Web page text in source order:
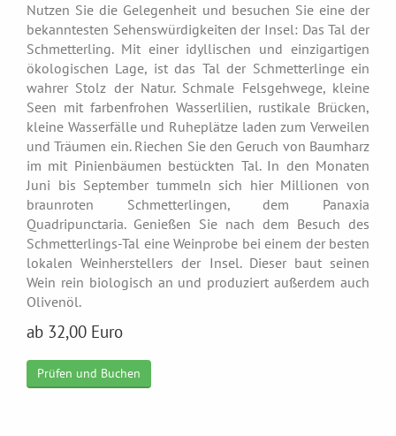
Nutzen Sie die Gelegenheit und besuchen Sie eine der
bekanntesten Sehenswürdigkeiten der Insel: Das Tal der
Schmetterling. Mit einer idyllischen und einzigartigen
ökologischen Lage, ist das Tal der Schmetterlinge ein
wahrer Stolz der Natur. Schmale Felsgehwege, kleine
Seen mit farbenfrohen Wasserlilien, rustikale Brücken,
kleine Wasserfälle und Ruheplätze laden zum Verweilen
und Träumen ein. Riechen Sie den Geruch von Baumharz
im mit Pinienbäumen bestückten Tal. In den Monaten
Juni bis September tummeln sich hier Millionen von
braunroten Schmetterlingen, dem Panaxia
Quadripunctaria. Genießen Sie nach dem Besuch des
Schmetterlings-Tal eine Weinprobe bei einem der besten
lokalen Weinherstellers der Insel. Dieser baut seinen
Wein rein biologisch an und produziert außerdem auch
Olivenöl.
ab 32,00 Euro
Prüfen und Buchen